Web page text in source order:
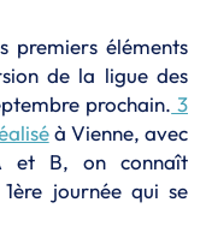
premiers éléments
de la ligue des
prochain. 3
à Vienne, avec
et B, on connaît
journée qui se